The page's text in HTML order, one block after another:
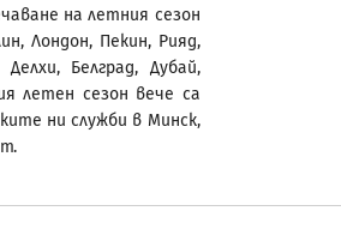
на летния сезон
Лондон, Пекин, Рияд,
Белград, Дубай,
летен сезон вече са
ни служби в Минск,